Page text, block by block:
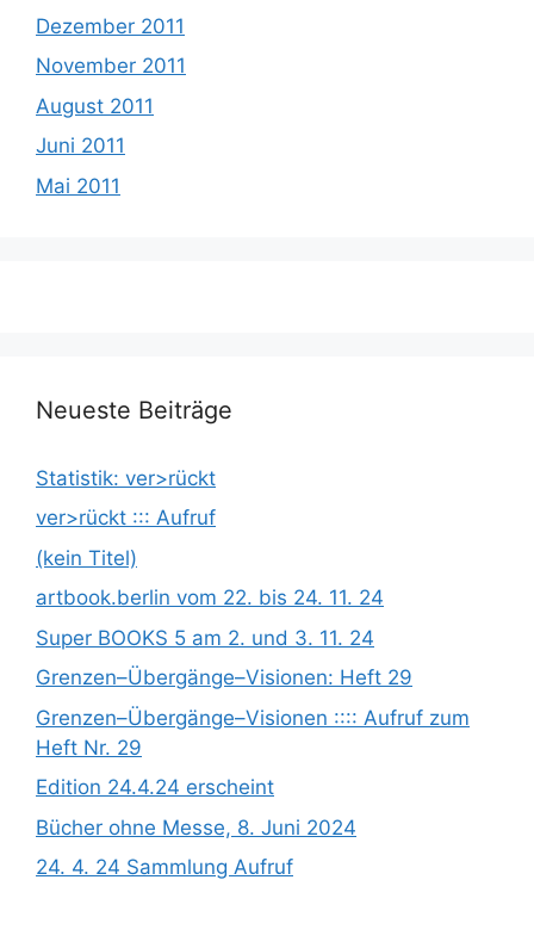
Dezember 2011
November 2011
August 2011
Juni 2011
Mai 2011
Neueste Beiträge
Statistik: ver>rückt
ver>rückt ::: Aufruf
(kein Titel)
artbook.berlin vom 22. bis 24. 11. 24
Super BOOKS 5 am 2. und 3. 11. 24
Grenzen­­­–Übergänge­­­–Visionen: Heft 29
Grenzen­­­–Übergänge­­­–Visionen :::: Aufruf zum
Heft Nr. 29
Edition 24.4.24 erscheint
Bücher ohne Messe, 8. Juni 2024
24. 4. 24 Sammlung Aufruf